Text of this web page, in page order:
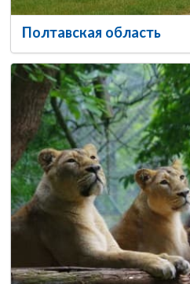
Полтавская область